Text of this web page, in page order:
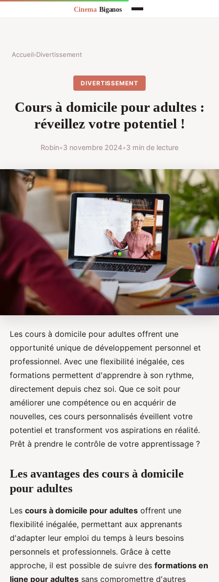
Accueil›Divertissement
DIVERTISSEMENT
Cours à domicile pour adultes :
réveillez votre potentiel !
Robin•3 novembre 2024•3 min de lecture
Les cours à domicile pour adultes offrent une
opportunité unique de développement personnel et
professionnel. Avec une flexibilité inégalée, ces
formations permettent d'apprendre à son rythme,
directement depuis chez soi. Que ce soit pour
améliorer une compétence ou en acquérir de
nouvelles, ces cours personnalisés éveillent votre
potentiel et transforment vos aspirations en réalité.
Prêt à prendre le contrôle de votre apprentissage ?
Les avantages des cours à domicile
pour adultes
Les cours à domicile pour adultes offrent une
flexibilité inégalée, permettant aux apprenants
d'adapter leur emploi du temps à leurs besoins
personnels et professionnels. Grâce à cette
approche, il est possible de suivre des formations en
ligne pour adultes sans compromettre d'autres